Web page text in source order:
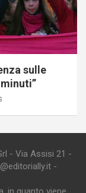
sulle
- Via Assisi 21 -
-